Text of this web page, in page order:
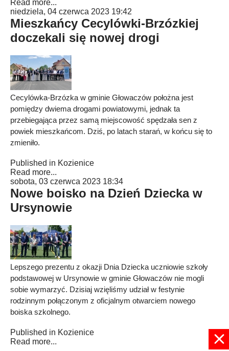
Read more...
niedziela, 04 czerwca 2023 19:42
Mieszkańcy Cecylówki-Brzózkiej
doczekali się nowej drogi
Cecylówka-Brzózka w gminie Głowaczów położna jest
pomiędzy dwiema drogami powiatowymi, jednak ta
przebiegająca przez samą miejscowość spędzała sen z
powiek mieszkańcom. Dziś, po latach starań, w końcu się to
zmieniło.
Published in Kozienice
Read more...
sobota, 03 czerwca 2023 18:34
Nowe boisko na Dzień Dziecka w
Ursynowie
Lepszego prezentu z okazji Dnia Dziecka uczniowie szkoły
podstawowej w Ursynowie w gminie Głowaczów nie mogli
sobie wymarzyć. Dzisiaj wzięliśmy udział w festynie
rodzinnym połączonym z oficjalnym otwarciem nowego
boiska szkolnego.
Published in Kozienice
Read more...